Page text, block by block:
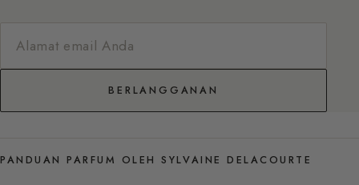
BERLANGGANAN
PANDUAN PARFUM OLEH SYLVAINE DELACOURTE